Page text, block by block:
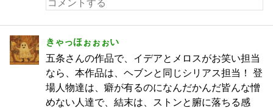
きゃっほぉぉぉい
五条さんの作品で、イデアとメロスがお笑い担当
なら、本作品は、ヘブンと同じシリアス担当！ 登
場人物達は、癖が有るのになんだかんだ皆んな憎
めない人達で、結末は、ストンと腑に落ちる感